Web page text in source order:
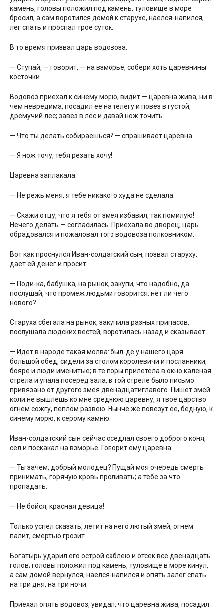
камень, головы положил под камень, туловище в море
бросил, а сам воротился домой к старухе, наелся-напился,
лег спать и проспал трое суток.
В то время призвал царь водовоза.
— Ступай, — говорит, — на взморье, собери хоть царевнины
косточки.
Водовоз приехал к синему морю, видит — царевна жива, ни в
чем невредима, посадил ее на телегу и повез в густой,
дремучий лес; завез в лес и давай нож точить.
— Что ты делать собираешься? — спрашивает царевна.
— Я нож точу, тебя резать хочу!
Царевна заплакала:
— Не режь меня, я тебе никакого худа не сделала.
— Скажи отцу, что я тебя от змея избавил, так помилую!
Нечего делать — согласилась. Приехала во дворец; царь
обрадовался и пожаловал того водовоза полковником.
Вот как проснулся Иван-солдатский сын, позвал старуху,
дает ей денег и просит:
— Поди-ка, бабушка, на рынок, закупи, что надобно, да
послушай, что промеж людьми говорится: нет ли чего
нового?
Старуха сбегала на рынок, закупила разных припасов,
послушала людских вестей, воротилась назад и сказывает:
— Идет в народе такая молва: был-де у нашего царя
большой обед, сидели за столом королевичи и посланники,
бояре и люди именитые; в те поры прилетела в окно каленая
стрела и упала посеред зала, в той стреле было письмо
привязано от другого змея двенадцатиглавого. Пишет змей:
коли не вышлешь ко мне среднюю царевну, я твое царство
огнем сожгу, пеплом развею. Нынче же повезут ее, бедную, к
синему морю, к серому камню.
Иван-солдатский сын сейчас оседлал своего доброго коня,
сел и поскакал на взморье. Говорит ему царевна:
— Ты зачем, добрый молодец? Пущай моя очередь смерть
принимать, горячую кровь проливать; а тебе за что
пропадать.
— Не бойся, красная девица!
Только успел сказать, летит на него лютый змей, огнем
палит, смертью грозит.
Богатырь ударил его острой саблею и отсек все двенадцать
голов; головы положил под камень, туловище в море кинул,
а сам домой вернулся, наелся-напился и опять залег спать
на три дня, на три ночи.
Приехал опять водовоз, увидал, что царевна жива, посадил